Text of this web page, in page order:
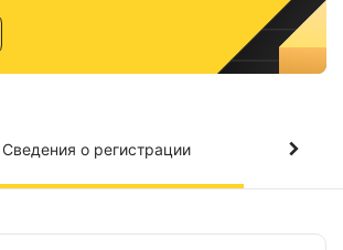
Сведения о регистрации